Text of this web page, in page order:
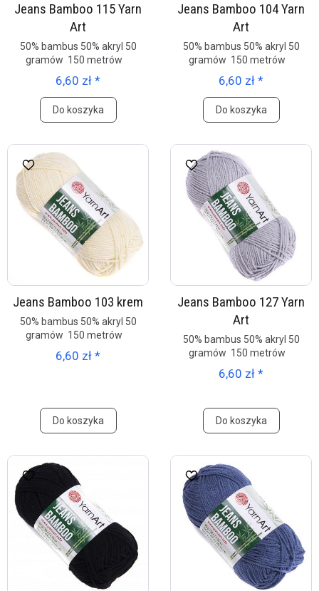
Jeans Bamboo 115 Yarn
Art
50% bambus 50% akryl 50
gramów 150 metrów
6,60 zł *
Do koszyka
Jeans Bamboo 104 Yarn
Art
50% bambus 50% akryl 50
gramów 150 metrów
6,60 zł *
Do koszyka
Jeans Bamboo 103 krem
50% bambus 50% akryl 50
gramów 150 metrów
6,60 zł *
Do koszyka
Jeans Bamboo 127 Yarn
Art
50% bambus 50% akryl 50
gramów 150 metrów
6,60 zł *
Do koszyka